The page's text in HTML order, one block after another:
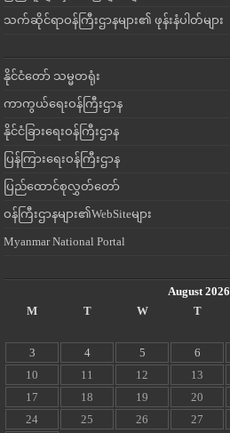
သက်ဆိုင်ရာဝန်ကြီးဌာနများ၏ ဖုန်းနံပါတ်များ
နိုင်ငံတော် သမ္မတရုံး
ကာကွယ်ရေးဝန်ကြီးဌာန
နိုင်ငံခြားရေးဝန်ကြီးဌာန
ပြန်ကြားရေးဝန်ကြီးဌာန
ပြည်ထောင်စုလွှတ်တော်
ဝန်ကြီးဌာနများ၏WebSiteများ
Myanmar National Portal
August 2026
M
T W T
3
4 5 6
10
11 12 13
17
18 19 20
24
25 26 27